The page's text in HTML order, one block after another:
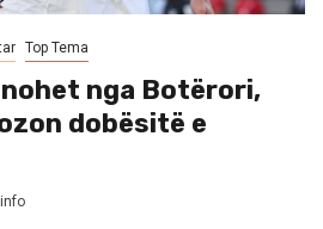
Top Tema
nga Botërori,
dobësitë e